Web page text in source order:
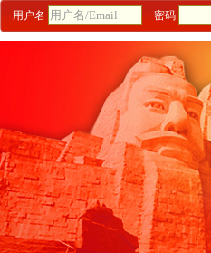
用户名 密码